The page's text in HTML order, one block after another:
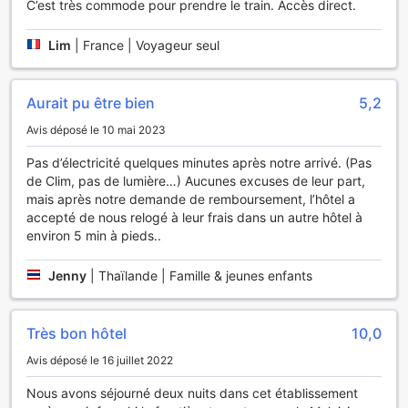
concierge est là pour répondre à vos besoins et vous aider
commodité, un magasin de proximité et un distributeur
variété de produits essentiels. Enfin, un service de
stockage des bagages et un service d'entretien ménager
quotidien assurent que votre séjour soit sans tracas et
toujours agréable.
Facilités de Transport au Train Hotel Hatyai
Le Train Hotel Hatyai se distingue par ses excellentes
facilités de transport, offrant à ses hôtes une expérience
de séjour sans tracas. Avec un parking sur place gratuit, les
voyageurs peuvent facilement garer leur véhicule et
profiter de leur séjour en toute sérénité. Que vous soyez en
voiture personnelle ou en location, le stationnement
sécurisé de l'hôtel vous permet de découvrir la ville à votre
rythme, sans le stress de la recherche d'un espace de
stationnement.
De plus, l'hôtel propose un service de taxi pratique,
permettant aux clients de se déplacer facilement dans Hat
C’est très commode pour prendre le train. Accès direct.
Lim France | Voyageur seul
Aurait pu être bien 5,2
Avis déposé le 10 mai 2023
Pas d’électricité quelques minutes après notre arrivé. (Pas
de Clim, pas de lumière…) Aucunes excuses de leur part,
mais après notre demande de remboursement, l’hôtel a
accepté de nous relogé à leur frais dans un autre hôtel à
environ 5 min à pieds..
Jenny Thaïlande | Famille & jeunes enfants
Très bon hôtel 10,0
Avis déposé le 16 juillet 2022
Nous avons séjourné deux nuits dans cet établissement